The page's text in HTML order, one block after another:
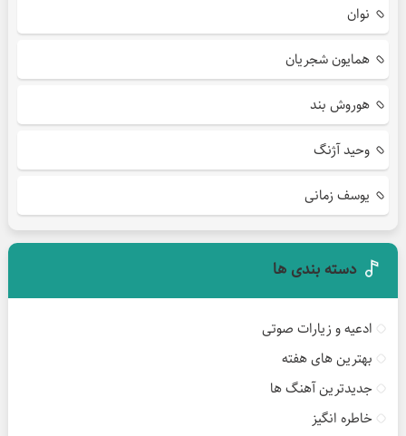
نوان
همایون شجریان
هوروش بند
وحید آژنگ
یوسف زمانی
دسته بندی ها
ادعیه و زیارات صوتی
بهترین های هفته
جدیدترین آهنگ ها
خاطره انگیز